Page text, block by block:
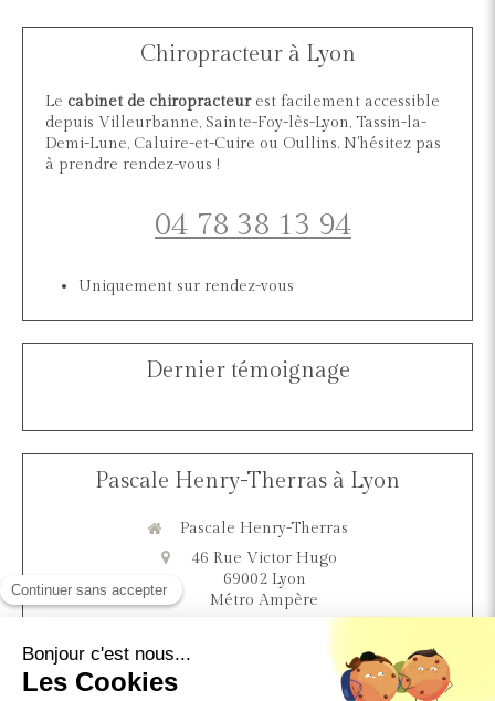
Chiropracteur à Lyon
Le cabinet de chiropracteurest facilement accessible
depuis Villeurbanne, Sainte-Foy-lès-Lyon, Tassin-la-
Demi-Lune, Caluire-et-Cuire ou Oullins. N'hésitez pas
à prendre rendez-vous !
04 78 38 13 94
Uniquement sur rendez-vous
Dernier témoignage
Pascale Henry-Therras à Lyon
Pascale Henry-Therras
46 Rue Victor Hugo
69002 Lyon
Métro Ampère